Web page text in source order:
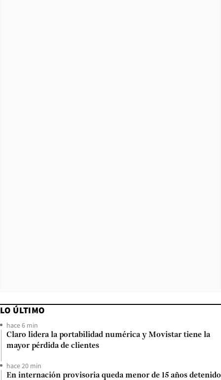
LO ÚLTIMO
hace 6 min
Claro lidera la portabilidad numérica y Movistar tiene la
mayor pérdida de clientes
hace 20 min
En internación provisoria queda menor de 15 años detenido